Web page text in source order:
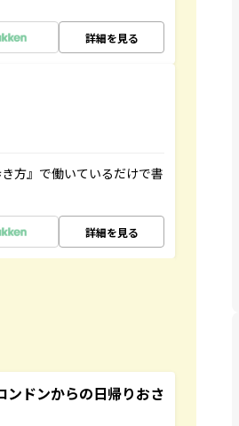
詳細を見る
方』で働いているだけで書
詳細を見る
ンドンからの日帰りおさ